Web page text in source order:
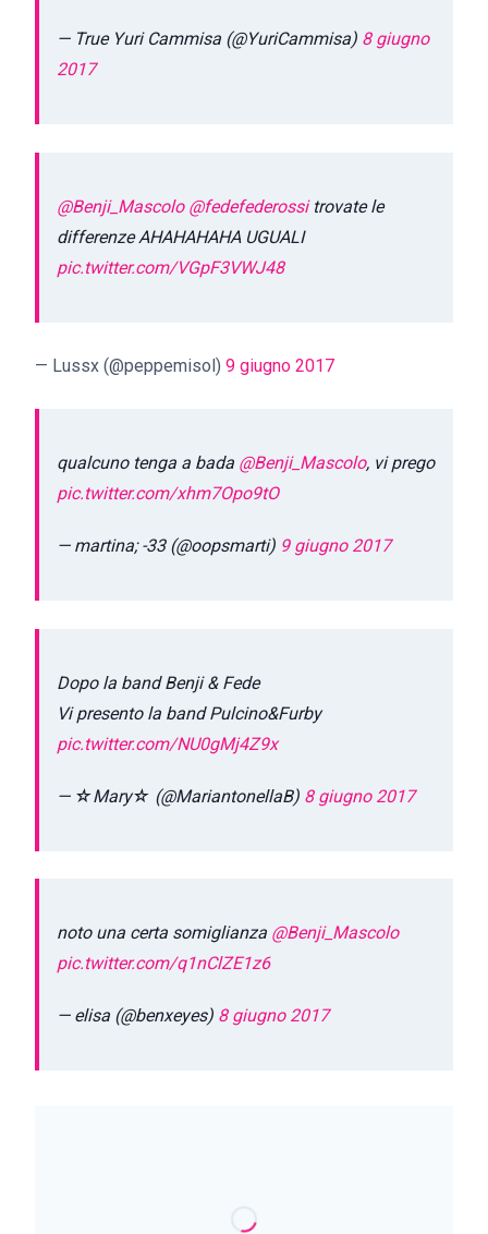
— True Yuri Cammisa (@YuriCammisa) 8 giugno
2017
@Benji_Mascolo @fedefederossitrovate le
differenze AHAHAHAHA UGUALI
pic.twitter.com/VGpF3VWJ48
— Lussx (@peppemisol) 9 giugno 2017
qualcuno tenga a bada @Benji_Mascolo, vi prego
pic.twitter.com/xhm7Opo9tO
— martina; -33 (@oopsmarti) 9 giugno 2017
Dopo la band Benji & Fede
Vi presento la band Pulcino&Furby
pic.twitter.com/NU0gMj4Z9x
— ☆Mary☆ (@MariantonellaB) 8 giugno 2017
noto una certa somiglianza @Benji_Mascolo
pic.twitter.com/q1nClZE1z6
— elisa (@benxeyes) 8 giugno 2017